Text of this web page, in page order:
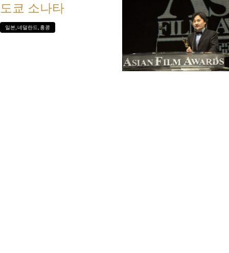
도쿄 소나타
일본, 네덜란드, 홍콩